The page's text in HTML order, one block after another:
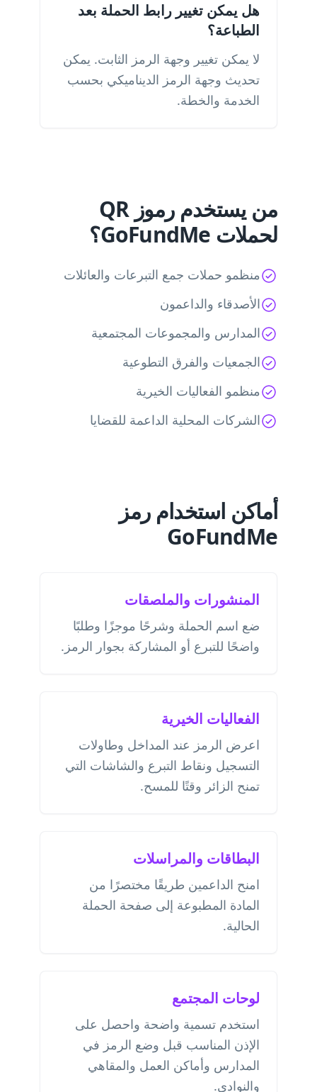
هل يمكن تغيير رابط الحملة بعد
الطباعة؟
لا يمكن تغيير وجهة الرمز الثابت. يمكن
تحديث وجهة الرمز الديناميكي بحسب
الخدمة والخطة.
من يستخدم رموز QR
لحملات GoFundMe؟
منظمو حملات جمع التبرعات والعائلات
الأصدقاء والداعمون
المدارس والمجموعات المجتمعية
الجمعيات والفرق التطوعية
منظمو الفعاليات الخيرية
الشركات المحلية الداعمة للقضايا
أماكن استخدام رمز
GoFundMe
المنشورات والملصقات
ضع اسم الحملة وشرحًا موجزًا وطلبًا
واضحًا للتبرع أو المشاركة بجوار الرمز.
الفعاليات الخيرية
اعرض الرمز عند المداخل وطاولات
التسجيل ونقاط التبرع والشاشات التي
تمنح الزائر وقتًا للمسح.
البطاقات والمراسلات
امنح الداعمين طريقًا مختصرًا من
المادة المطبوعة إلى صفحة الحملة
الحالية.
لوحات المجتمع
استخدم تسمية واضحة واحصل على
الإذن المناسب قبل وضع الرمز في
المدارس وأماكن العمل والمقاهي
والنوادي.